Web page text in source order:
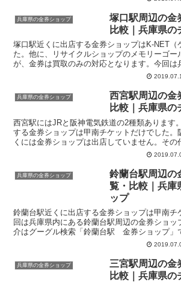
兵庫県の金券ショップ
塚口駅周辺の金
比較｜兵庫県の
塚口駅近くに出店する金券ショップはK-NET（
た。他に、リサイクルショップのメモリーゴー
が、金券は買取のみの対応となります。今回は
周辺の金券ショップ一覧・比較です。紹介は
金券ショップ」で検索順位が高かった順番にな
兵庫県の金券ショップ
西宮駅周辺の金
比較｜兵庫県の
西宮駅にはJRと阪神電気鉄道の2種類あります
する金券ショップは甲南チケットだけでした。
くには金券ショップは出店していません。その
ド、アイケーといった2店の質屋が金券の買取
回は兵庫県内にある西宮駅周辺の金券ショップ
はグーグル検索「西宮駅 金券ショップ」で検
になっています。
兵庫県の金券ショップ
鈴蘭台駅周辺の
覧・比較｜兵庫
ップ
鈴蘭台駅近くに出店する金券ショップは甲南チ
回は兵庫県内にある鈴蘭台駅周辺の金券ショッ
介はグーグル検索「鈴蘭台駅 金券ショップ」
兵庫県の金券ショップ
三宮駅周辺の金
比較｜兵庫県の